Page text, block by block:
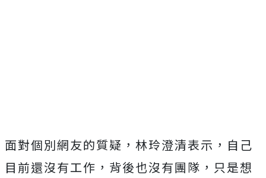
面對個別網友的質疑，林玲澄清表示，自己
目前還沒有工作，背後也沒有團隊，只是想